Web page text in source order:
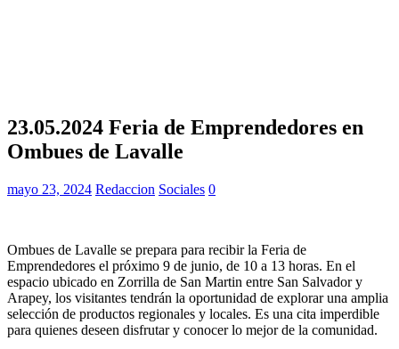
23.05.2024 Feria de Emprendedores en
Ombues de Lavalle
mayo 23, 2024 Redaccion Sociales 0
Ombues de Lavalle se prepara para recibir la Feria de
Emprendedores el próximo 9 de junio, de 10 a 13 horas. En el
espacio ubicado en Zorrilla de San Martin entre San Salvador y
Arapey, los visitantes tendrán la oportunidad de explorar una amplia
selección de productos regionales y locales. Es una cita imperdible
para quienes deseen disfrutar y conocer lo mejor de la comunidad.